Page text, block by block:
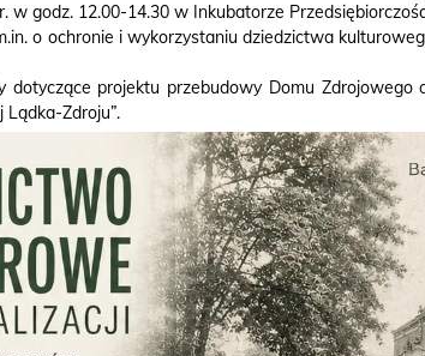
w godz. 12.00-14.30 w Inkubatorze
o ochronie i wykorzystaniu dziedzictwa
projektu przebudowy Domu Zdrojowego
Zdroju”.